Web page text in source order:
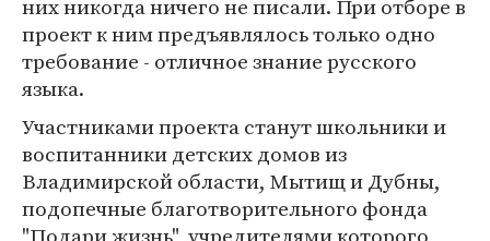
них никогда ничего не писали. При отборе в
проект к ним предъявлялось только одно
требование - отличное знание русского
языка.
Участниками проекта станут школьники и
воспитанники детских домов из
Владимирской области, Мытищ и Дубны,
подопечные благотворительного фонда